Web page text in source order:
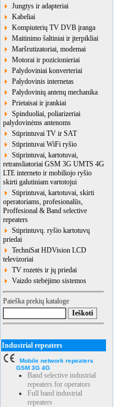
Jungtys ir adapteriai
Kabeliai
Kompiuterių TV DVB įranga
Maitinimo šaltiniai ir įterpikliai
Maršrutizatoriai, modemai
Motorai ir pozicionieriai
Palydoviniai konverteriai
Palydovinis internetas
Palydovinių antenų mechanika
Prietaisai ir įrankiai
Spinduoliai, poliarizeriai
palydovinėms antenoms
Stiprintuvai TV ir SAT
Stiprintuvai WiFi ryšio
Stiprintuvai, kartotuvai,
retransliatoriai GSM 3G UMTS 4G
LTE interneto ir mobiliojo ryšio
skirti galutiniam vartotojui
Stiprintuvai, kartotuvai, skirti
operatoriams, profesionalūs,
Proffesional & Band selective
repeaters
Stiprintuvų. ryšio kartotuvų
priedai
TechniSat HDVision LCD
televizoriai
TV rozetės ir jų priedai
Vaizdo stebėjimo sistemos
Paieška prekių kataloge
Industrial repeaters
Mobile network repeaters
GSM 3G 4G
Band selective industrial
repeaters for operators
Full band industrial
repeaters